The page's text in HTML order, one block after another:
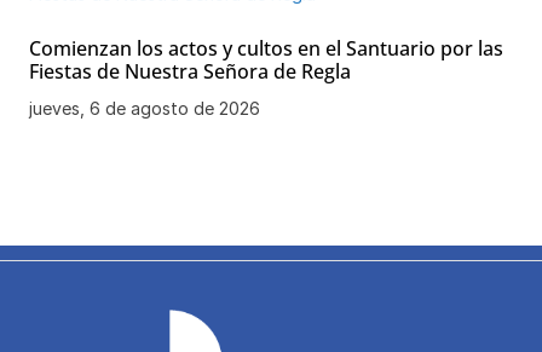
Comienzan los actos y cultos en el Santuario por las
Fiestas de Nuestra Señora de Regla
jueves, 6 de agosto de 2026